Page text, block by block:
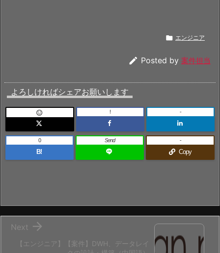
 エンジニア
 Posted by 案件担当
よろしければシェアお願いします
 ! -
B!
0 Send
Copy
-
【エンジニア】【案件】DWH、データレイ

Next